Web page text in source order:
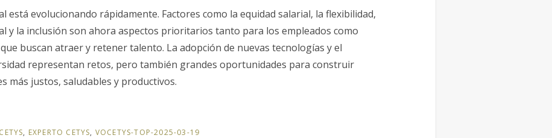
está evolucionando rápidamente. Factores como la equidad salarial, la flexibilidad,
y la inclusión son ahora aspectos prioritarios tanto para los empleados como
buscan atraer y retener talento. La adopción de nuevas tecnologías y el
representan retos, pero también grandes oportunidades para construir
más justos, saludables y productivos.
, EXPERTO CETYS, VOCETYS-TOP-2025-03-19